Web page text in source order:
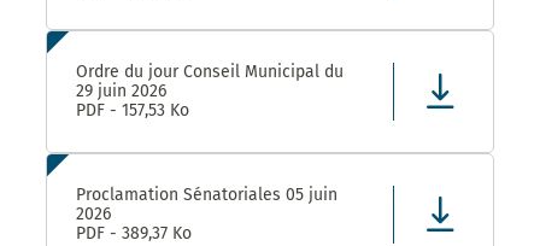
Ordre du jour Conseil Municipal du
29 juin 2026
PDF - 157,53 Ko
Proclamation Sénatoriales 05 juin
2026
PDF - 389,37 Ko